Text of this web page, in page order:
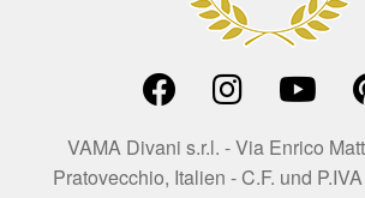
VAMA Divani s.r.l. - Via Enrico
Pratovecchio, Italien - C.F. und